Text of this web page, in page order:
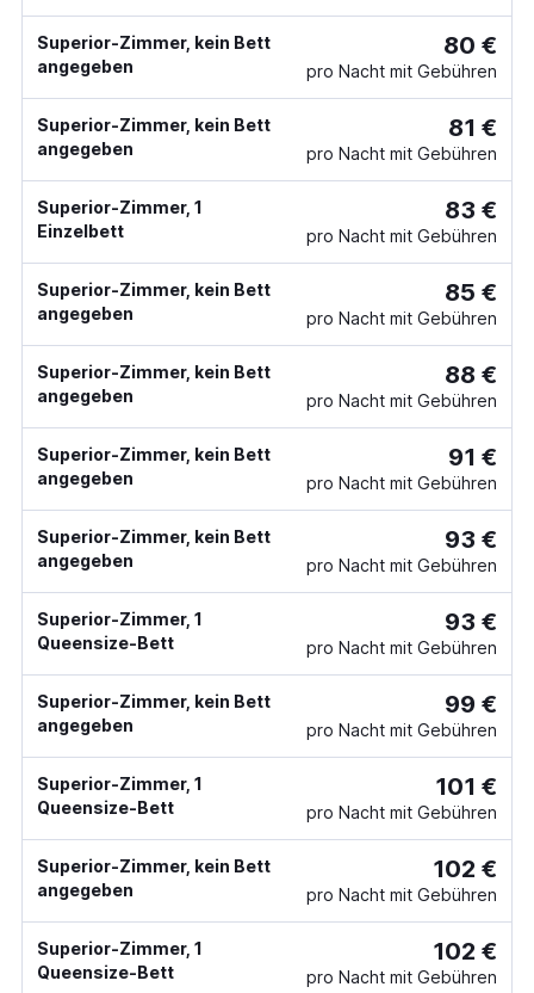
Superior-Zimmer, kein Bett
angegeben
80 €
pro Nacht mit Gebühren
Superior-Zimmer, kein Bett
angegeben
81 €
pro Nacht mit Gebühren
Superior-Zimmer, 1
Einzelbett
83 €
pro Nacht mit Gebühren
Superior-Zimmer, kein Bett
angegeben
85 €
pro Nacht mit Gebühren
Superior-Zimmer, kein Bett
angegeben
88 €
pro Nacht mit Gebühren
Superior-Zimmer, kein Bett
angegeben
91 €
pro Nacht mit Gebühren
Superior-Zimmer, kein Bett
angegeben
93 €
pro Nacht mit Gebühren
Superior-Zimmer, 1
Queensize-Bett
93 €
pro Nacht mit Gebühren
Superior-Zimmer, kein Bett
angegeben
99 €
pro Nacht mit Gebühren
Superior-Zimmer, 1
Queensize-Bett
101 €
pro Nacht mit Gebühren
Superior-Zimmer, kein Bett
angegeben
102 €
pro Nacht mit Gebühren
Superior-Zimmer, 1
Queensize-Bett
102 €
pro Nacht mit Gebühren